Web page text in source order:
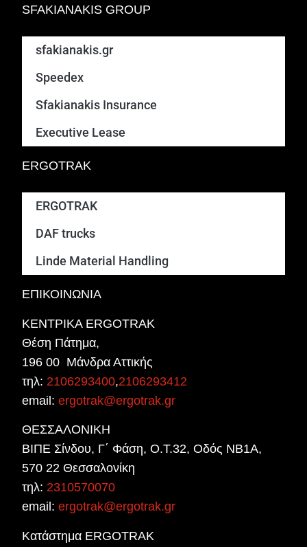
SFAKIANAKIS GROUP
sfakianakis.gr
Speedex
Sfakianakis Insurance
Executive Lease
ERGOTRAK
ERGOTRAK
DAF trucks
Linde Material Handling
ΕΠΙΚΟΙΝΩΝΙΑ
ΚΕΝΤΡΙΚΑ ERGOTRAK
Θέση Πάτημα,
196 00 Μάνδρα Αττικής
τηλ: 2106293400,2106293412
email:ergotrak@ergotrak.gr
ΘΕΣΣΑΛΟΝΙΚΗ
ΒΙΠΕ Σίνδου, Γ΄ Φάση, Ο.Τ.32, Οδός ΝΒ1Α,
570 22 Θεσσαλονίκη
τηλ: 2310570070
email:ergotrak@ergotrak.gr
Κατάστημα ERGOTRAK